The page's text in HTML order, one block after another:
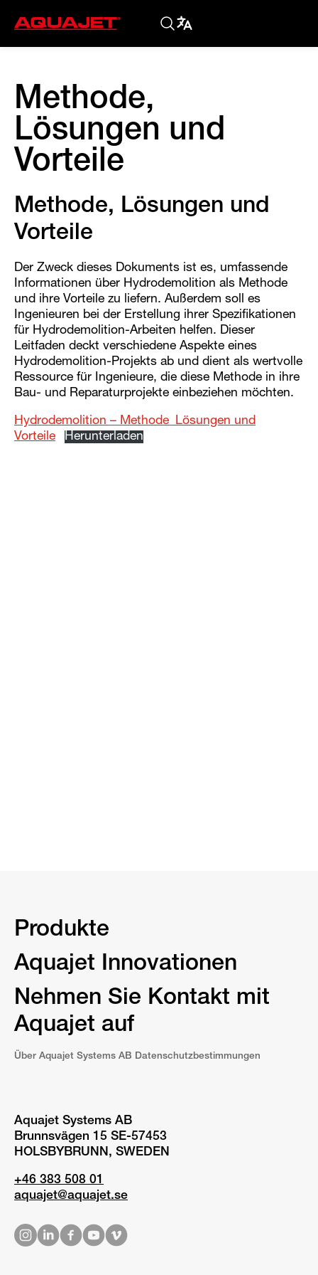
Methode,
Lösungen und
Vorteile
Methode, Lösungen und
Vorteile
Der Zweck dieses Dokuments ist es, umfassende
Informationen über Hydrodemolition als Methode
und ihre Vorteile zu liefern. Außerdem soll es
Ingenieuren bei der Erstellung ihrer Spezifikationen
für Hydrodemolition-Arbeiten helfen. Dieser
Leitfaden deckt verschiedene Aspekte eines
Hydrodemolition-Projekts ab und dient als wertvolle
Ressource für Ingenieure, die diese Methode in ihre
Bau- und Reparaturprojekte einbeziehen möchten.
Hydrodemolition – Methode_Lösungen und
Vorteile
Herunterladen
Produkte
Aquajet Innovationen
Nehmen Sie Kontakt mit
Aquajet auf
Über Aquajet Systems AB Datenschutzbestimmungen
Aquajet Systems AB
Brunnsvägen 15 SE-57453
HOLSBYBRUNN, SWEDEN
+46 383 508 01
aquajet@aquajet.se